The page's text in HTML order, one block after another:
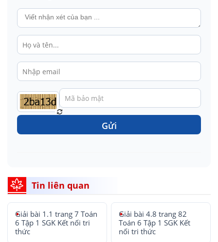
Gửi
Tin liên quan
Giải bài 1.1 trang 7 Toán
6 Tập 1 SGK Kết nối tri
thức
Giải bài 4.8 trang 82
Toán 6 Tập 1 SGK Kết
nối tri thức